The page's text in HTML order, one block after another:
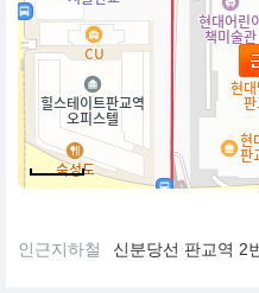
인근지하철 신분당선 판교역 2